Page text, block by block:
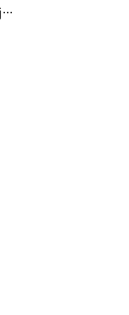
Yhteinen taivas ja maa